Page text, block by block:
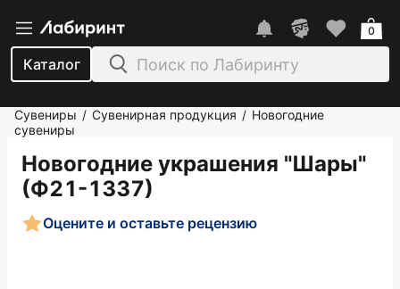
Каталог
0
Сувениры / Сувенирная продукция / Новогодние
сувениры
Новогодние украшения "Шары"
(Ф21-1337)
Оцените и оставьте рецензию